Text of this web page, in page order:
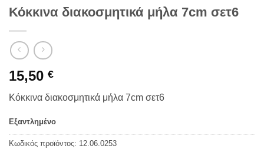
Κόκκινα διακοσμητικά μήλα 7cm σετ6
15,50 €
Κόκκινα διακοσμητικά μήλα 7cm σετ6
Εξαντλημένο
Κωδικός προϊόντος: 12.06.0253